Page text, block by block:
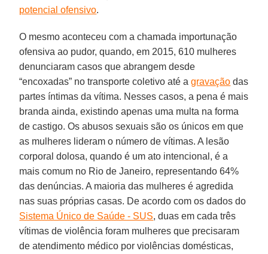
potencial ofensivo.
O mesmo aconteceu com a chamada importunação
ofensiva ao pudor, quando, em 2015, 610 mulheres
denunciaram casos que abrangem desde
“encoxadas” no transporte coletivo até agravação das
partes íntimas da vítima. Nesses casos, a pena é mais
branda ainda, existindo apenas uma multa na forma
de castigo. Os abusos sexuais são os únicos em que
as mulheres lideram o número de vítimas. A lesão
corporal dolosa, quando é um ato intencional, é a
mais comum no Rio de Janeiro, representando 64%
das denúncias. A maioria das mulheres é agredida
nas suas próprias casas. De acordo com os dados do
Sistema Único de Saúde - SUS, duas em cada três
vítimas de violência foram mulheres que precisaram
de atendimento médico por violências domésticas,